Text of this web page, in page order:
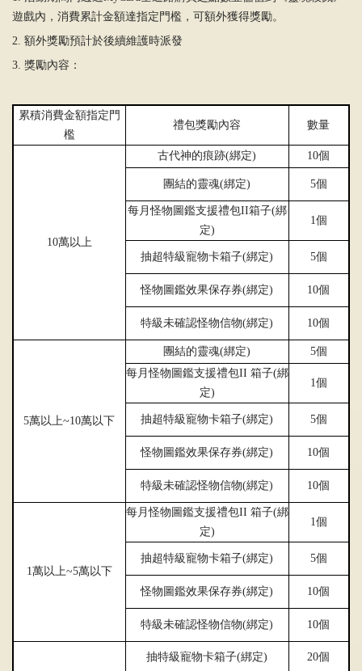
遊戲內，消費累計金額達指定門檻，可額外獲得獎勵。
2. 額外獎勵預計於後續維護時派發
3. 獎勵內容：
累積消費金額指定門
檻
禮包獎勵內容 數量
10萬以上
古代神的痕跡(綁定) 10個
團結的靈魂(綁定) 5個
每月怪物圖鑑支援禮包II箱子(綁
定)
1 個
抽超特級寵物卡箱子(綁定) 5個
怪物圖鑑效果保存券(綁定) 10個
特級未確認怪物信物(綁定) 10個
5萬以上~10萬以下
團結的靈魂(綁定) 5個
每月怪物圖鑑支援禮包II 箱子(綁
定)
1 個
抽超特級寵物卡箱子(綁定) 5個
怪物圖鑑效果保存券(綁定) 10個
特級未確認怪物信物(綁定) 10個
1 萬以上~5萬以下
每月怪物圖鑑支援禮包II 箱子(綁
定)
1 個
抽超特級寵物卡箱子(綁定) 5個
怪物圖鑑效果保存券(綁定) 10個
特級未確認怪物信物(綁定) 10個
抽特級寵物卡箱子(綁定) 20個